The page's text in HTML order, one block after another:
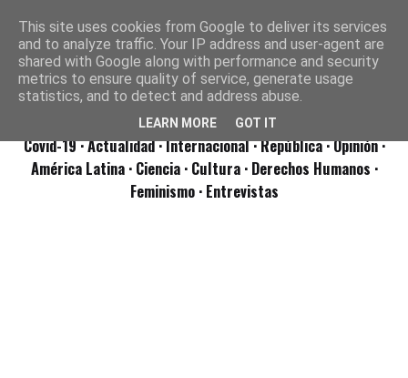
Covid-19· Actualidad· Internacional· República· Opinión·
América Latina · Ciencia · Cultura · Derechos Humanos ·
Feminismo · Entrevistas
This site uses cookies from Google to deliver its services
and to analyze traffic. Your IP address and user-agent are
shared with Google along with performance and security
metrics to ensure quality of service, generate usage
statistics, and to detect and address abuse.
LEARN MORE GOT IT